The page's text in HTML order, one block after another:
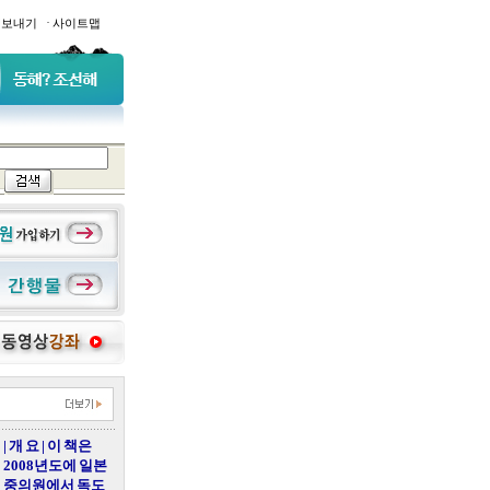
내기 · 사이트맵
| 개 요 | 이 책은
2008년도에 일본
중의원에서 독도